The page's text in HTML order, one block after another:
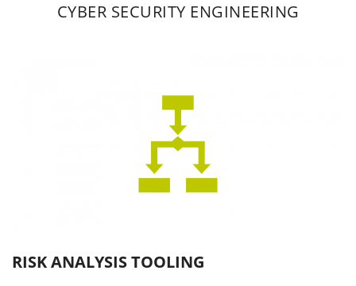
CYBER SECURITY ENGINEERING
RISK ANALYSIS TOOLING